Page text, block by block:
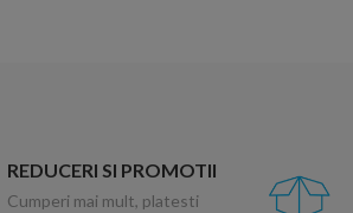
REDUCERI SI PROMOTII
Cumperi mai mult, platesti